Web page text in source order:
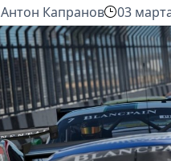
Антон Капранов 03